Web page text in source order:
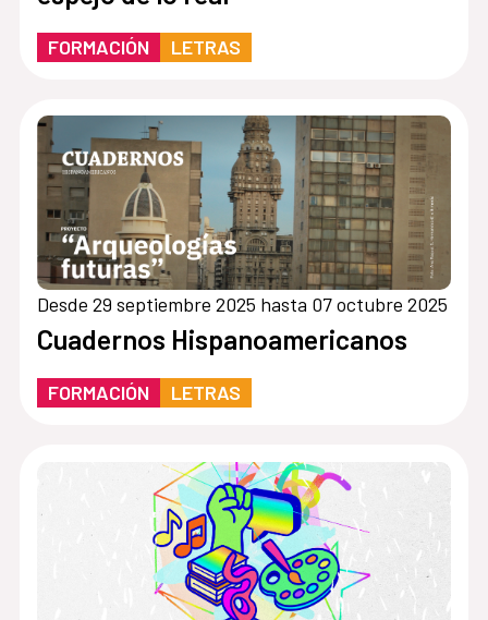
FORMACIÓN LETRAS
Desde 29 septiembre 2025 hasta 07 octubre 2025
Cuadernos Hispanoamericanos
FORMACIÓN LETRAS